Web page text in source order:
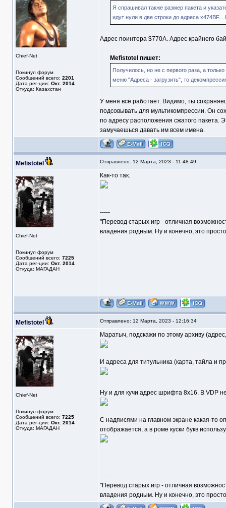
Chief-Net
Покинул форум
Сообщений всего: 2201
Дата рег-ции: Окт. 2014
Откуда: Казахстан
Я спрашивал также размер пакета и
идут нули в две строки до адреса
Адрес поинтера $770A. Адрес крайнего
Mefistotel пишет:
Получилось, но не с первого раза, а
меню "Адреса - загрузить", то
У меня всё работает. Видимо, ты
подсовывать для мультикомпрессии. Он
по адресу расположения сжатого пакета.
замучаешься давать им всем имена.
Mefistotel Отправлено: 12 Марта, 2023 - 11:48:49
Chief-Net
Покинул форум
Сообщений всего: 7225
Дата рег-ции: Окт. 2014
Откуда: МАГАДАН
Как-то так.
-----
"Перевод старых игр - отличная
владения родным. Ну и конечно, это
Mefistotel Отправлено: 12 Марта, 2023 - 12:16:34
Chief-Net
Покинул форум
Сообщений всего: 7225
Дата рег-ции: Окт. 2014
Откуда: МАГАДАН
Маратыч, подскажи по этому архиву
И адреса для титульника (карта, тайла и
Ну и для кучи адрес шрифта 8х16. В VDP
С надписями на главном экране какая-то
отображается, а в роме куски букв
-----
"Перевод старых игр - отличная
владения родным. Ну и конечно, это